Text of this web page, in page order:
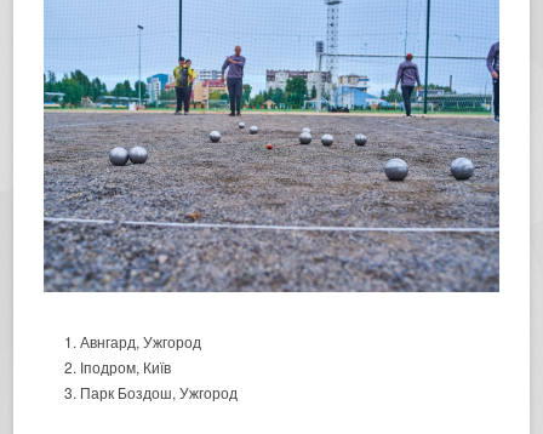
Авнгард, Ужгород
Іподром, Київ
Парк Боздош, Ужгород